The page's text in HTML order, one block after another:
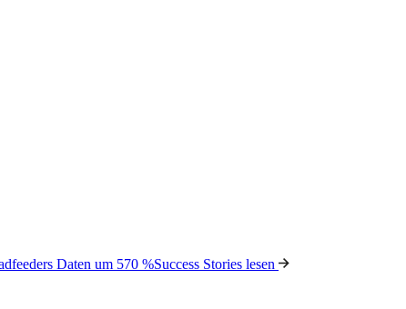
Daten um 570 %Success Stories lesen